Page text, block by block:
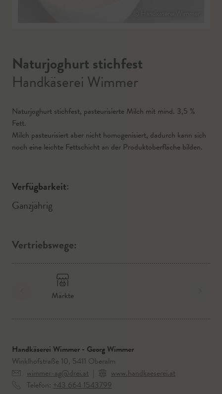
Naturjoghurt stichfest
Handkäserei Wimmer
Naturjoghurt stichfest, pasteurisierte Milch mit mind. 3,5 %
Fett.
Milch pasteurisiert aber nicht homogenisiert, dadurch kann sich
noch eine leichte Fettschicht an der Produktoberfläche bilden.
Verfügbarkeit:
Ganzjährig
Vertriebswege:
Märkte
Handkäserei Wimmer - Georg Wimmer
Winklhofstraße 10, 5411 Oberalm
wimmer-ag@drei.at |
www.handkaeserei.at
Telefon: +43 664 1543799